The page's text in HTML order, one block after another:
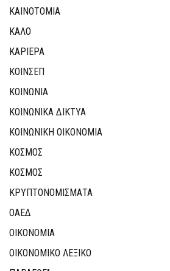
ΚΑΙΝΟΤΟΜΊΑ
ΚΑΛΟ
ΚΑΡΙΕΡΑ
ΚΟΙΝΣΕΠ
ΚΟΙΝΩΝΙΑ
ΚΟΙΝΩΝΙΚΆ ΔΊΚΤΥΑ
ΚΟΙΝΩΝΙΚΉ ΟΙΚΟΝΟΜΊΑ
ΚΟΣΜΟΣ
ΚΟΣΜΟΣ
ΚΡΥΠΤΟΝΟΜΊΣΜΑΤΑ
ΟΑΕΔ
ΟΙΚΟΝΟΜΙΑ
ΟΙΚΟΝΟΜΙΚΟ ΛΕΞΙΚΟ